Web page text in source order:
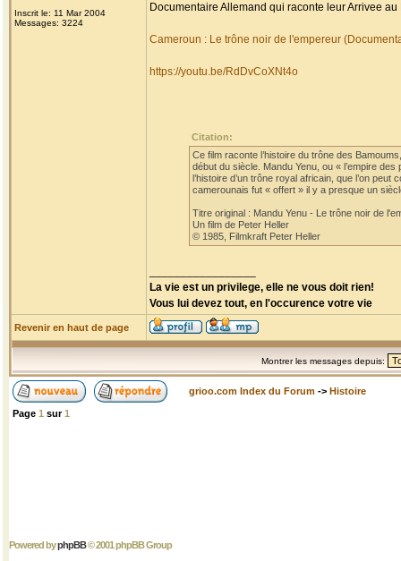
Inscrit le: 11 Mar 2004
Messages: 3224
Documentaire Allemand qui raconte leur Arrivee
Cameroun : Le trône noir de l'empereur
https://youtu.be/RdDvCoXNt4o
Citation:
Ce film raconte l’histoire du trône des
début du siècle. Mandu Yenu, ou « l’empire
l’histoire d’un trône royal africain, que l’on
camerounais fut « offert » il y a presque un
Titre original : Mandu Yenu - Le trône noir de
Un film de Peter Heller
© 1985, Filmkraft Peter Heller
La vie est un privilege, elle ne vous doit rien!
Vous lui devez tout, en l'occurence votre vie
Revenir en haut de page
Montrer les messages depuis:
grioo.com Index du Forum -> Histoire
Page 1 sur1
Powered byphpBB© 2001 phpBB Group